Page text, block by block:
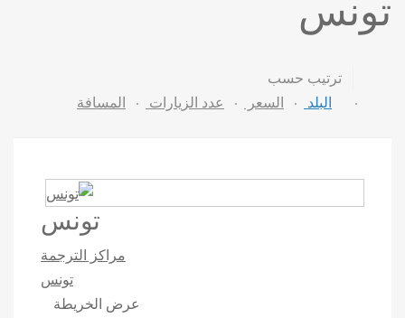
ترتيب حسب
البلد
السعر عدد الزيارات المسافة
تونس
مراكز الترجمة
تونس
عرض الخريطة